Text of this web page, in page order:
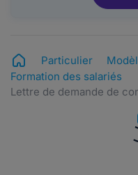
Particulier
Formation des salariés
Lettre de demande de